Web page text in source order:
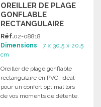
OREILLER DE PLAGE
GONFLABLE
RECTANGULAIRE
Réf.02-08818
Dimensions : 7 x 30.5 x 20.5
cm
Oreiller de plage gonflable
rectangulaire en PVC, idéal
pour un confort optimal lors
de vos moments de détente.